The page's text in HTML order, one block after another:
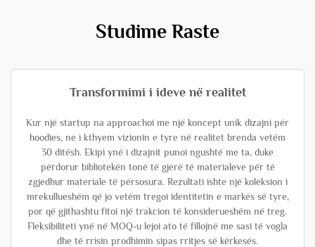
Studime Raste
Transformimi i ideve në realitet
Kur një startup na approachoi me një koncept unik dizajni për
hoodies, ne i kthyem vizionin e tyre në realitet brenda vetëm
30 ditësh. Ekipi ynë i dizajnit punoi ngushtë me ta, duke
përdorur bibliotekën tonë të gjerë të materialeve për të
zgjedhur materiale të përsosura. Rezultati ishte një koleksion i
mrekullueshëm që jo vetëm tregoi identitetin e markës së tyre,
por që gjithashtu fitoi një trakcion të konsiderueshëm në treg.
Fleksibiliteti ynë në MOQ-u lejoi ato të fillojnë me sasi të vogla
dhe të rrisin prodhimin sipas rritjes së kërkesës.